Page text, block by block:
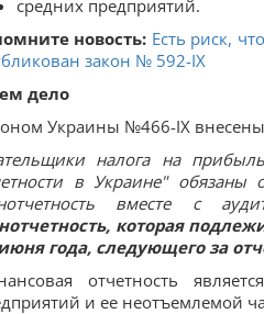
средних предприятий.
новость: Есть риск,
закон № 592-IX
дело
Украины №466-IX
налога на
в Украине" обязаны
вместе с
которая
года, следующего за
отчетность
и ее неотъемлемой